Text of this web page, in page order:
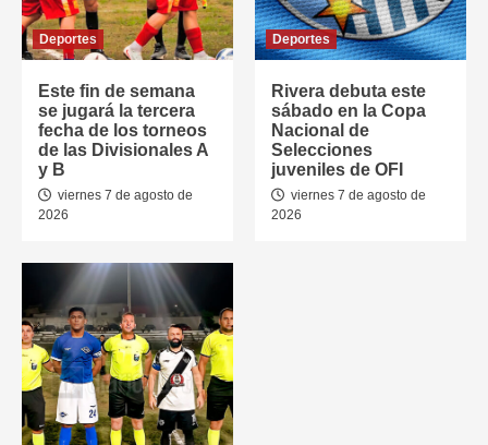
Deportes
Este fin de semana
se jugará la tercera
fecha de los torneos
de las Divisionales A
y B
viernes 7 de agosto de
2026
Deportes
Rivera debuta este
sábado en la Copa
Nacional de
Selecciones
juveniles de OFI
viernes 7 de agosto de
2026